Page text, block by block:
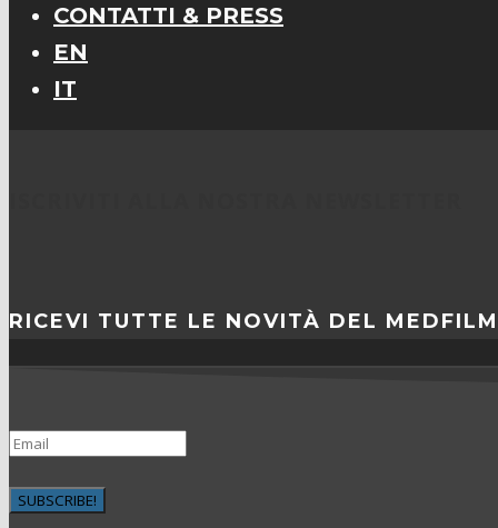
CONTATTI & PRESS
EN
IT
RICEVI TUTTE LE NOVITÀ DEL MEDFILM
SUBSCRIBE!